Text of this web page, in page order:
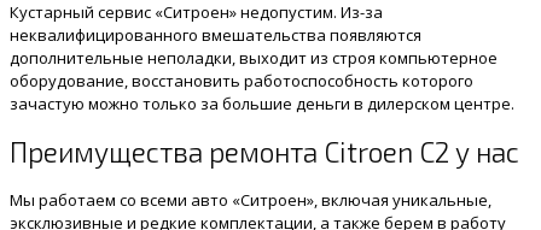
Кустарный сервис «Ситроен» недопустим. Из-за
неквалифицированного вмешательства появляются
дополнительные неполадки, выходит из строя компьютерное
оборудование, восстановить работоспособность которого
зачастую можно только за большие деньги в дилерском центре.
Преимущества ремонта Citroen C2 у нас
Мы работаем со всеми авто «Ситроен», включая уникальные,
эксклюзивные и редкие комплектации, а также берем в работу